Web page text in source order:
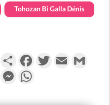
Tohozan Bi Galla Dénis
PartagerFacebookTwitterEmail
Messenger